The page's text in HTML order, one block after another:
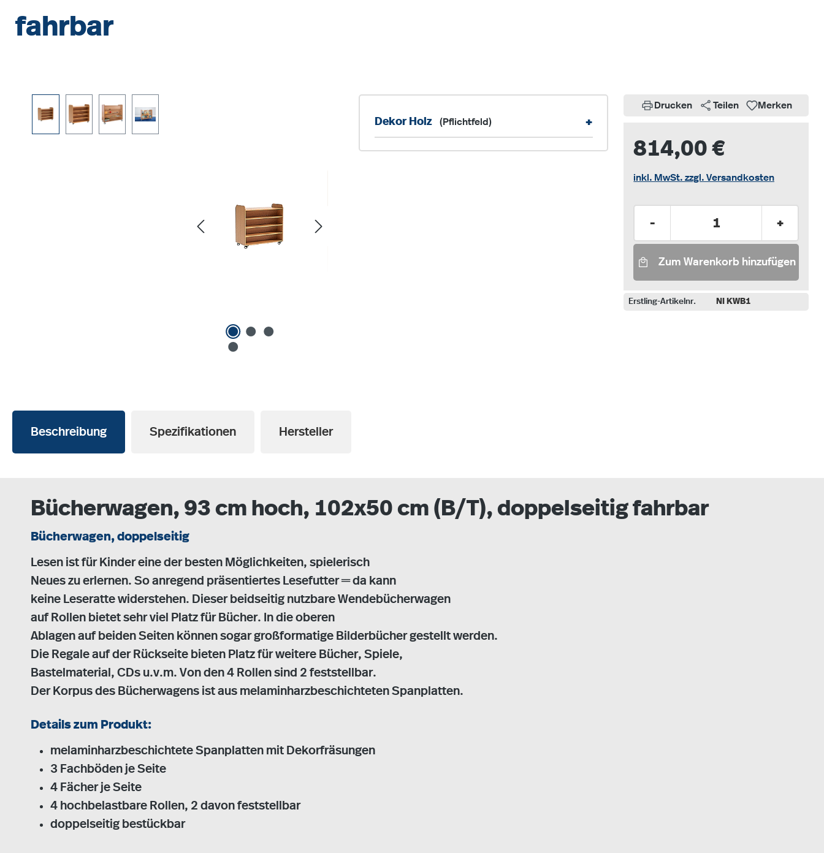
fahrbar
Dekor Holz (Pflichtfeld) +
Drucken Teilen Merken
814,00 €
inkl. MwSt. zzgl. Versandkosten
Produkt Anzahl: Gib den
- +
Zum Warenkorb hinzufügen
Erstling-Artikelnr. NI KWB1
Beschreibung Spezifikationen Hersteller
Bücherwagen, 93 cm hoch, 102x50 cm (B/T), doppelseitig fahrbar
Bücherwagen, doppelseitig
Lesen ist für Kinder eine der besten Möglichkeiten, spielerisch
Neues zu erlernen. So anregend präsentiertes Lesefutter ═ da kann
keine Leseratte widerstehen. Dieser beidseitig nutzbare Wendebücherwagen
auf Rollen bietet sehr viel Platz für Bücher. In die oberen
Ablagen auf beiden Seiten können sogar großformatige Bilderbücher gestellt werden.
Die Regale auf der Rückseite bieten Platz für weitere Bücher, Spiele,
Bastelmaterial, CDs u.v.m. Von den 4 Rollen sind 2 feststellbar.
Der Korpus des Bücherwagens ist aus melaminharzbeschichteten Spanplatten.
Details zum Produkt:
melaminharzbeschichtete Spanplatten mit Dekorfräsungen
3 Fachböden je Seite
4 Fächer je Seite
4 hochbelastbare Rollen, 2 davon feststellbar
doppelseitig bestückbar